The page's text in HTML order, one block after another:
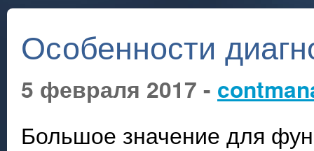
Особенности
5 февраля 2017 -
Большое значение для